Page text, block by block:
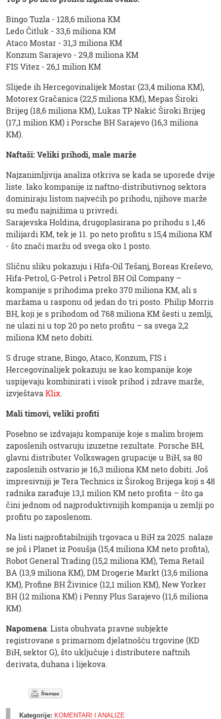
Bingo Tuzla - 128,6 miliona KM
Ledo Čitluk - 33,6 miliona KM
Ataco Mostar - 31,3 miliona KM
Konzum Sarajevo - 29,8 miliona KM
FIS Vitez - 26,1 milion KM
Slijede ih Hercegovinalijek Mostar (23,4 miliona KM),
Motorex Gračanica (22,5 miliona KM), Mepas Široki
Brijeg (18,6 miliona KM), Lukas TP Nakić Široki Brijeg
(17,1 milion KM) i Porsche BH Sarajevo (16,3 miliona
KM).
Naftaši: Veliki prihodi, male marže
Najzanimljivija analiza otkriva se kada se uporede dvije
liste. Iako kompanije iz naftno-distributivnog sektora
dominiraju listom najvećih po prihodu, njihove marže
su među najnižima u privredi.
Sarajevska Holdina, drugoplasirana po prihodu s 1,46
milijardi KM, tek je 11. po neto profitu s 15,4 miliona KM
- što znači maržu od svega oko 1 posto.
Sličnu sliku pokazuju i Hifa-Oil Tešanj, Boreas Kreševo,
Hifa-Petrol, G-Petrol i Petrol BH Oil Company –
kompanije s prihodima preko 370 miliona KM, ali s
maržama u rasponu od jedan do tri posto. Philip Morris
BH, koji je s prihodom od 768 miliona KM šesti u zemlji,
ne ulazi ni u top 20 po neto profitu – sa svega 2,2
miliona KM neto dobiti.
S druge strane, Bingo, Ataco, Konzum, FIS i
Hercegovinalijek pokazuju se kao kompanije koje
uspijevaju kombinirati i visok prihod i zdrave marže,
izvještava Klix.
Mali timovi, veliki profiti
Posebno se izdvajaju kompanije koje s malim brojem
zaposlenih ostvaruju izuzetne rezultate. Porsche BH,
glavni distributer Volkswagen grupacije u BiH, sa 80
zaposlenih ostvario je 16,3 miliona KM neto dobiti. Još
impresivniji je Tera Technics iz Širokog Brijega koji s 48
radnika zarađuje 13,1 milion KM neto profita – što ga
čini jednom od najproduktivnijih kompanija u zemlji po
profitu po zaposlenom.
Na listi najprofitabilnijih trgovaca u BiH za 2025. nalaze
se još i Planet iz Posušja (15,4 miliona KM neto profita),
Robot General Trading (15,2 miliona KM), Tema Retail
BA (13,9 miliona KM), DM Drogerie Markt (13,6 miliona
KM), Profine BH Živinice (12,1 milion KM), New Yorker
BH (12 miliona KM) i Penny Plus Sarajevo (11,6 miliona
KM).
Napomena: Lista obuhvata pravne subjekte
registrovane s primarnom djelatnošću trgovine (KD
BiH, sektor G), što uključuje i distributere naftnih
derivata, duhana i lijekova.
Štampa
Kategorije: KOMENTARI I ANALIZE